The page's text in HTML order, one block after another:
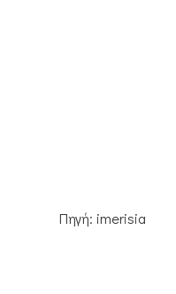
Πηγή: imerisia